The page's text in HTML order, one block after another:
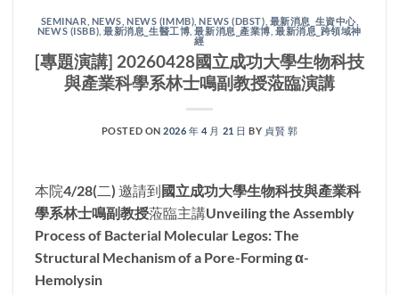
SEMINAR NEWS ,NEWS (IMMB) ,NEWS (DBST) 最新消息_生資中心,
NEWS (ISBB) ,最新消息_生醫工博,最新消息_產業博 ,最新消息_跨領域神
經
[專題演講] 20260428國立成功大學生物科技
與產業科學系林士鳴副教授蒞臨演講
POSTED ON2026 年 4 月 21 日 BY 貞賢 郭
本院4/28(二) 邀請到國立成功大學生物科技與產業科
學系林士鳴副教授蒞臨主講Unveiling the Assembly
Process of Bacterial Molecular Legos: The
Structural Mechanism of a Pore-Forming α-
Hemolysin